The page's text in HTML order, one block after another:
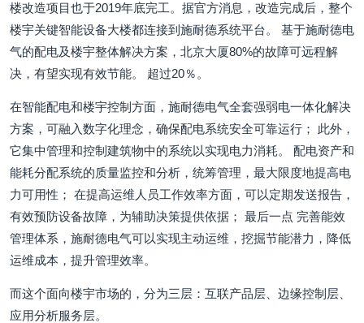
楼改造项目也于2019年底完工。据官方消息，改造完成后，整个
楼宇关键智能设备大楼都连接到施耐德系统平台。 基于施耐德电
气的配电及楼宇整体解决方案，北京大厦80%的故障可远程解
决，有望实现有效节能。 超过20％。
在智能配电和楼宇控制方面，施耐德电气全套强弱电一体化解决
方案，可融入数字化理念，确保配电系统安全可靠运行； 此外，
它集中管理和控制建筑物中的系统以实现电力消耗。 配电资产和
能耗分配系统的质量监控和分析，统筹管理，最大限度地提高电
力可用性； 在提高运维人员工作效率方面，可以定期发送报告，
有效预防设备故障，为辅助决策提供依据； 最后一点 完善能效
管理体系，施耐德电气可以实现主动运维，挖掘节能潜力，降低
运维成本，提升管理效率。
而这个面向楼宇市场的，分为三层：互联产品层、边缘控制层、
应用分析服务层。